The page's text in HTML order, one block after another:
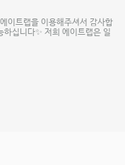
이트랩을 이용해주셔서 감사합
십니다✨ 저희 에이트랩은 일